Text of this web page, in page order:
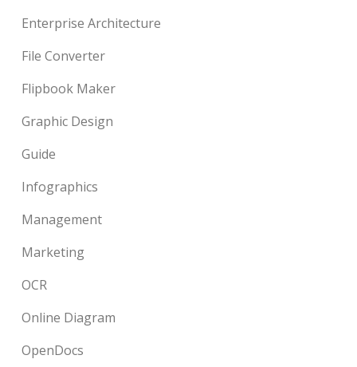
Enterprise Architecture
File Converter
Flipbook Maker
Graphic Design
Guide
Infographics
Management
Marketing
OCR
Online Diagram
OpenDocs